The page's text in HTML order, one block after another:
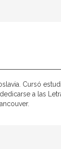
Cursó
a las